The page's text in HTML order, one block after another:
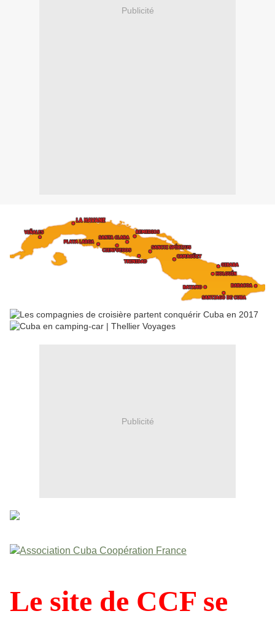
Publicité
Publicité
Le site de CCF se